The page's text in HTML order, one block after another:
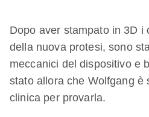
Dopo aver stampato in 3D i
della nuova protesi, sono
meccanici del dispositivo e
stato allora che Wolfgang è
clinica per provarla.